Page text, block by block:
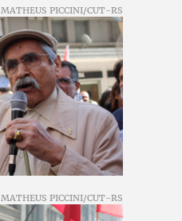
MATHEUS PICCINI/CUT-RS
MATHEUS PICCINI/CUT-RS